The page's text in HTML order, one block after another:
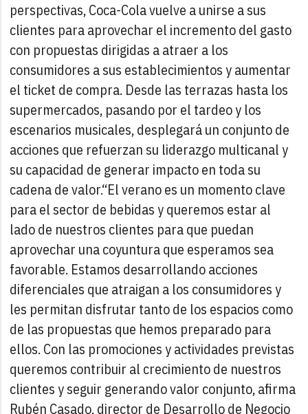
perspectivas, Coca-Cola vuelve a unirse a sus
clientes para aprovechar el incremento del gasto
con propuestas dirigidas a atraer a los
consumidores a sus establecimientos y aumentar
el ticket de compra. Desde las terrazas hasta los
supermercados, pasando por el tardeo y los
escenarios musicales, desplegará un conjunto de
acciones que refuerzan su liderazgo multicanal y
su capacidad de generar impacto en toda su
cadena de valor.“El verano es un momento clave
para el sector de bebidas y queremos estar al
lado de nuestros clientes para que puedan
aprovechar una coyuntura que esperamos sea
favorable. Estamos desarrollando acciones
diferenciales que atraigan a los consumidores y
les permitan disfrutar tanto de los espacios como
de las propuestas que hemos preparado para
ellos. Con las promociones y actividades previstas
queremos contribuir al crecimiento de nuestros
clientes y seguir generando valor conjunto, afirma
Rubén Casado, director de Desarrollo de Negocio